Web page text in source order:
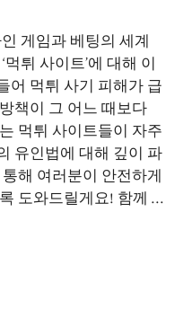
게임과 베팅의 세계
튀 사이트’에 대해 이
어 먹튀 사기 피해가 급
책이 그 어느 때보다
먹튀 사이트들이 자주
유인법에 대해 깊이 파
해 여러분이 안전하게
도와드릴게요! 함께 …